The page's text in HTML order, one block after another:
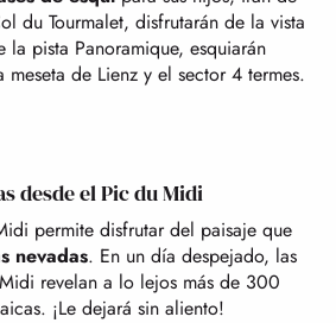
du Tourmalet, disfrutarán de la vista
la pista Panoramique, esquiarán
de Lienz y el sector 4 termes.
desde el Pic du Midi
permite disfrutar del paisaje que
nevadas. En un día despejado, las
revelan a lo lejos más de 300
¡Le dejará sin aliento!